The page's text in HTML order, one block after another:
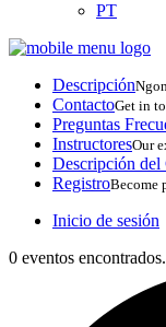
PT
Descripción
ContactoGet in
Preguntas
InstructoresOur
Descripción del
RegistroBecome
Inicio de sesión
0 eventos encontrados.